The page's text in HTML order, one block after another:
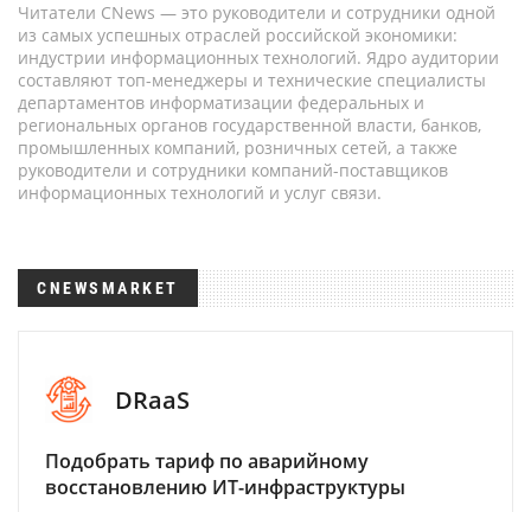
Читатели CNews — это руководители и сотрудники одной
из самых успешных отраслей российской экономики:
индустрии информационных технологий. Ядро аудитории
составляют топ-менеджеры и технические специалисты
департаментов информатизации федеральных и
региональных органов государственной власти, банков,
промышленных компаний, розничных сетей, а также
руководители и сотрудники компаний-поставщиков
информационных технологий и услуг связи.
CNEWSMARKET
DRaaS
Подобрать тариф по аварийному
восстановлению ИТ-инфраструктуры